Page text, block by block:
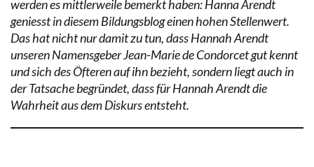
werden es mittlerweile bemerkt haben: Hanna Arendt
geniesst in diesem Bildungsblog einen hohen Stellenwert.
Das hat nicht nur damit zu tun, dass Hannah Arendt
unseren Namensgeber Jean-Marie de Condorcet gut kennt
und sich des Öfteren auf ihn bezieht, sondern liegt auch in
der Tatsache begründet, dass für Hannah Arendt die
Wahrheit aus dem Diskurs entsteht.